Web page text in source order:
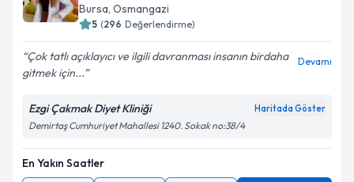
Bursa, Osmangazi
5 (296 Değerlendirme)
Çok tatlı açıklayıcı ve ilgili davranması insanın birdaha
gitmek için...
Devamı
Ezgi Çakmak Diyet Kliniği Haritada Göster
Demirtaş Cumhuriyet Mahallesi 1240. Sokak no:38/4
En Yakın Saatler